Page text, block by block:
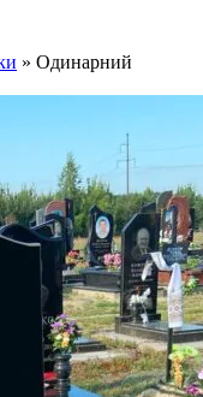
» Одинарний